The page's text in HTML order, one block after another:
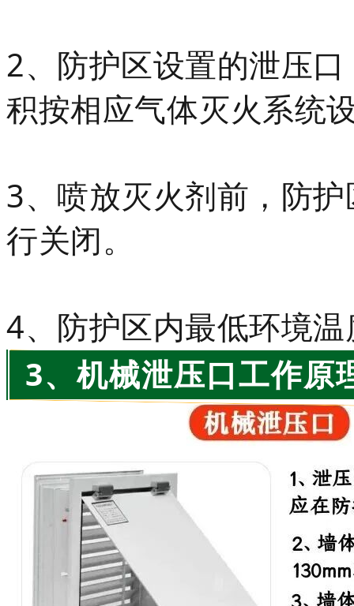
2、防护区设置的泄压
积按相应气体灭火系统
3、喷放灭火剂前，防
行关闭。
4、防护区内最低环境
3、机械泄压口工作原